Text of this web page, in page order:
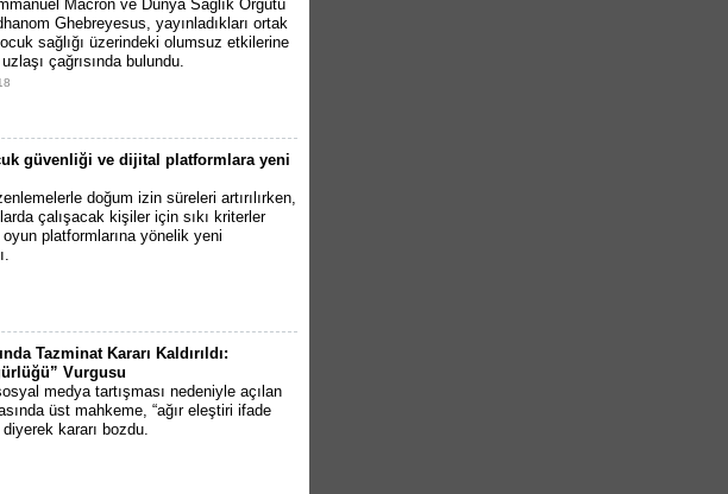
Macron ve Dünya Sağlık Örgütü
Ghebreyesus, yayınladıkları ortak
sağlığı üzerindeki olumsuz etkilerine
çağrısında bulundu.
güvenliği ve dijital platformlara yeni
doğum izin süreleri artırılırken,
çalışacak kişiler için sıkı kriterler
platformlarına yönelik yeni
Tazminat Kararı Kaldırıldı:
Vurgusu
medya tartışması nedeniyle açılan
üst mahkeme, “ağır eleştiri ifade
diyerek kararı bozdu.